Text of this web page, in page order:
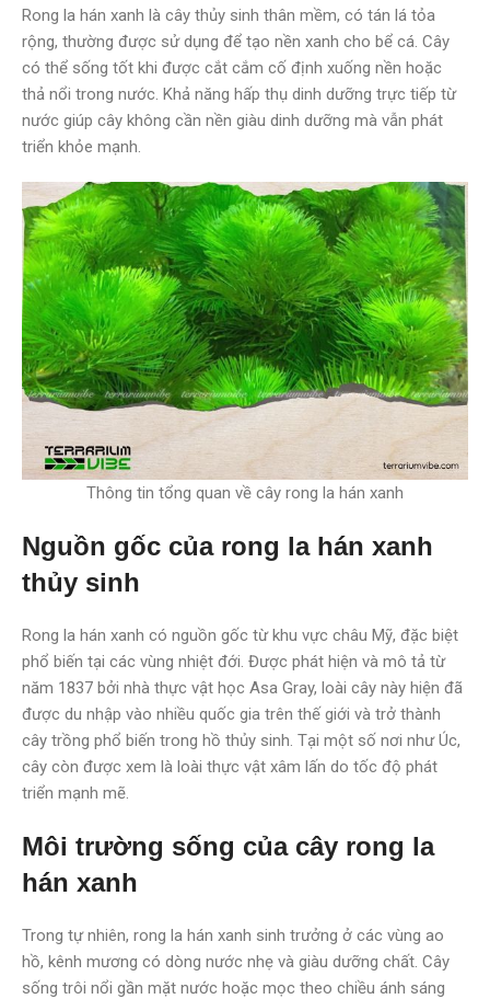
Rong la hán xanh là cây thủy sinh thân mềm, có tán lá tỏa
rộng, thường được sử dụng để tạo nền xanh cho bể cá. Cây
có thể sống tốt khi được cắt cắm cố định xuống nền hoặc
thả nổi trong nước. Khả năng hấp thụ dinh dưỡng trực tiếp từ
nước giúp cây không cần nền giàu dinh dưỡng mà vẫn phát
triển khỏe mạnh.
Thông tin tổng quan về cây rong la hán xanh
Nguồn gốc của rong la hán xanh
thủy sinh
Rong la hán xanh có nguồn gốc từ khu vực châu Mỹ, đặc biệt
phổ biến tại các vùng nhiệt đới. Được phát hiện và mô tả từ
năm 1837 bởi nhà thực vật học Asa Gray, loài cây này hiện đã
được du nhập vào nhiều quốc gia trên thế giới và trở thành
cây trồng phổ biến trong hồ thủy sinh. Tại một số nơi như Úc,
cây còn được xem là loài thực vật xâm lấn do tốc độ phát
triển mạnh mẽ.
Môi trường sống của cây rong la
hán xanh
Trong tự nhiên, rong la hán xanh sinh trưởng ở các vùng ao
hồ, kênh mương có dòng nước nhẹ và giàu dưỡng chất. Cây
sống trôi nổi gần mặt nước hoặc mọc theo chiều ánh sáng